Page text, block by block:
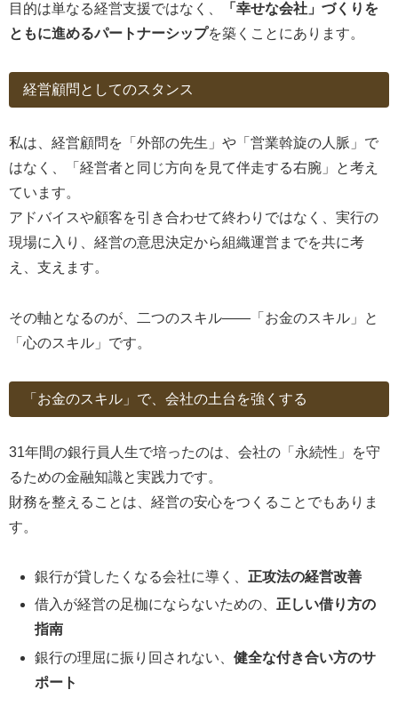
目的は単なる経営支援ではなく、
「幸せな会社」づくりを
ともに進めるパートナーシップを築くことにあります。
経営顧問としてのスタンス
私は、経営顧問を「外部の先生」や「営業斡旋の人脈」で
はなく、「経営者と同じ方向を見て伴走する右腕」と考え
ています。
アドバイスや顧客を引き合わせて終わりではなく、実行の
現場に入り、経営の意思決定から組織運営までを共に考
え、支えます。
その軸となるのが、二つのスキル――「お金のスキル」と
「心のスキル」です。
「お金のスキル」で、会社の土台を強くする
31年間の銀行員人生で培ったのは、会社の「永続性」を守
るための金融知識と実践力です。
財務を整えることは、経営の安心をつくることでもありま
す。
銀行が貸したくなる会社に導く、 正攻法の経営改善
借入が経営の足枷にならないための、正しい借り方の
指南
銀行の理屈に振り回されない、健全な付き合い方のサ
ポート